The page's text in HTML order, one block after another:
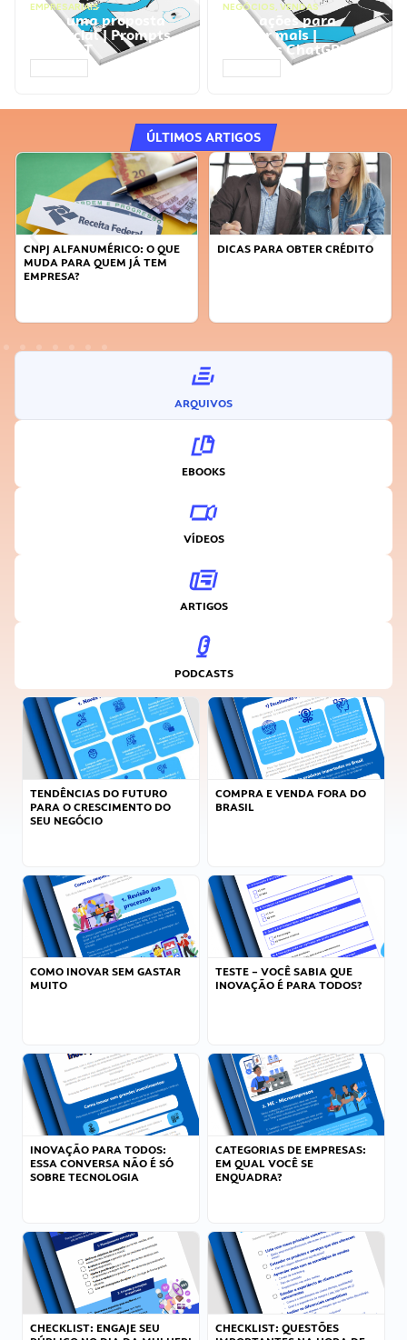
EMPRESARIAIS
Faça uma proposta
comercial | Prompts
ChatGPT
NEGÓCIOS, VENDAS
Faça ações para
vender mais |
Prompts ChatGPT
ÚLTIMOS ARTIGOS
CNPJ ALFANUMÉRICO: O QUE
MUDA PARA QUEM JÁ TEM
EMPRESA?
DICAS PARA OBTER CRÉDITO
ARQUIVOS
EBOOKS
VÍDEOS
ARTIGOS
PODCASTS
TENDÊNCIAS DO FUTURO
PARA O CRESCIMENTO DO
SEU NEGÓCIO
COMPRA E VENDA FORA DO
BRASIL
COMO INOVAR SEM GASTAR
MUITO
TESTE – VOCÊ SABIA QUE
INOVAÇÃO É PARA TODOS?
INOVAÇÃO PARA TODOS:
ESSA CONVERSA NÃO É SÓ
SOBRE TECNOLOGIA
CATEGORIAS DE EMPRESAS:
EM QUAL VOCÊ SE
ENQUADRA?
CHECKLIST: ENGAJE SEU
CHECKLIST: QUESTÕES